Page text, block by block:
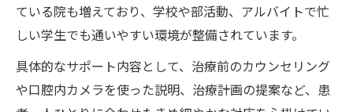
ている院も増えており、学校や部活動、アルバイトで忙
しい学生でも通いやすい環境が整備されています。
具体的なサポート内容として、治療前のカウンセリング
や口腔内カメラを使った説明、治療計画の提案など、患